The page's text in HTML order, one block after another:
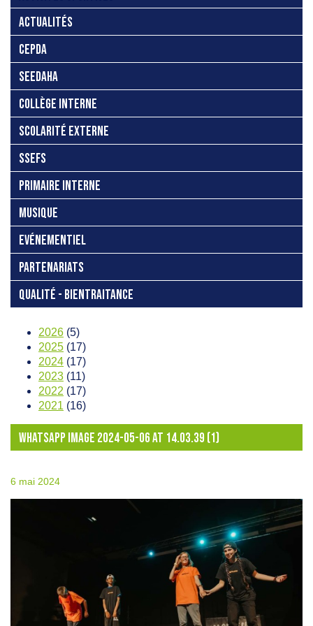
ACTUALITÉS
CEPDA
SEEDAHA
COLLÈGE INTERNE
SCOLARITÉ EXTERNE
SSEFS
PRIMAIRE INTERNE
MUSIQUE
EVÉNEMENTIEL
PARTENARIATS
QUALITÉ - BIENTRAITANCE
2026 (5)
2025 (17)
2024 (17)
2023 (11)
2022 (17)
2021 (16)
WHATSAPP IMAGE 2024-05-06 AT 14.03.39 (1)
6 mai 2024